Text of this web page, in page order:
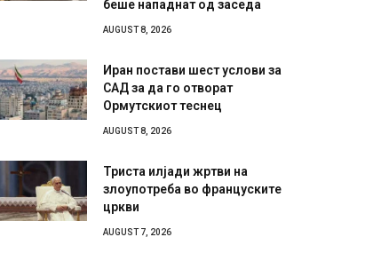
беше нападнат од заседа
AUGUST 8, 2026
Иран постави шест услови за
САД за да го отворат
Ормутскиот теснец
AUGUST 8, 2026
Триста илјади жртви на
злоупотреба во француските
цркви
AUGUST 7, 2026